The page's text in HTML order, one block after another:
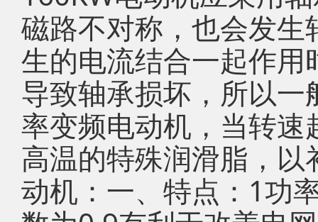
磁路不对称，也会发
生的电流结合一起作
导致轴承损坏，所以
率变频电动机，当转
高温的特殊润滑脂，
动机：一、特点：1功